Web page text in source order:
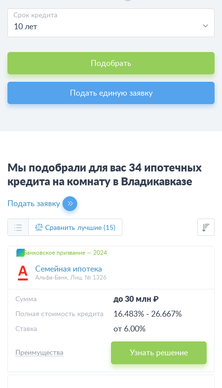
Срок кредита
10 лет
Подобрать
Подать единую заявку
Мы подобрали для вас 34 ипотечных
кредита на комнату в Владикавказе
Подать заявку
Сравнить лучшие (15)
Банковское призвание — 2024
Семейная ипотека
Альфа-Банк, Лиц. № 1326
до 30 млн ₽
Cумма
16.483% - 26.667%
Полная стоимость кредита
от 6.00%
Ставка
Узнать решение
Преимущества